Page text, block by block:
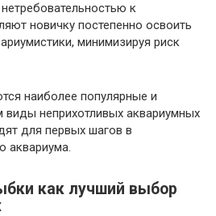
к
новичку постепенно освоить
минимизируя риск
наиболее популярные и
неприхотливых аквариумных
для первых шагов в
аквариума.
как лучший выбор